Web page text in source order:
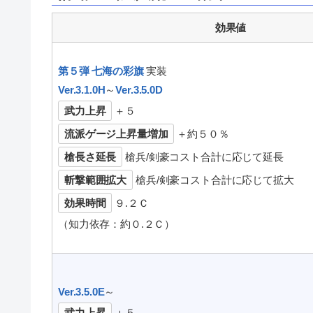
効果値
第５弾 七海の彩旗実装
Ver.3.1.0H～Ver.3.5.0D
武力上昇
＋５
流派ゲージ上昇量増加
＋約５０％
槍長さ延長
槍兵/剣豪コスト合計に応じて延長
斬撃範囲拡大
槍兵/剣豪コスト合計に応じて拡大
効果時間
９.２Ｃ
（知力依存：約０.２Ｃ）
Ver.3.5.0E～